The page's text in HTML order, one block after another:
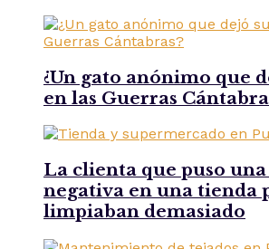
¿Un gato anónimo que
en las Guerras
La clienta que puso
negativa en una tienda
limpiaban demasiado